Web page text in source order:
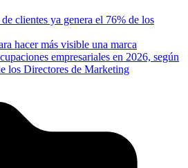
clientes ya genera el 76% de los
hacer más visible una marca
empresariales en 2026, según
los Directores de Marketing